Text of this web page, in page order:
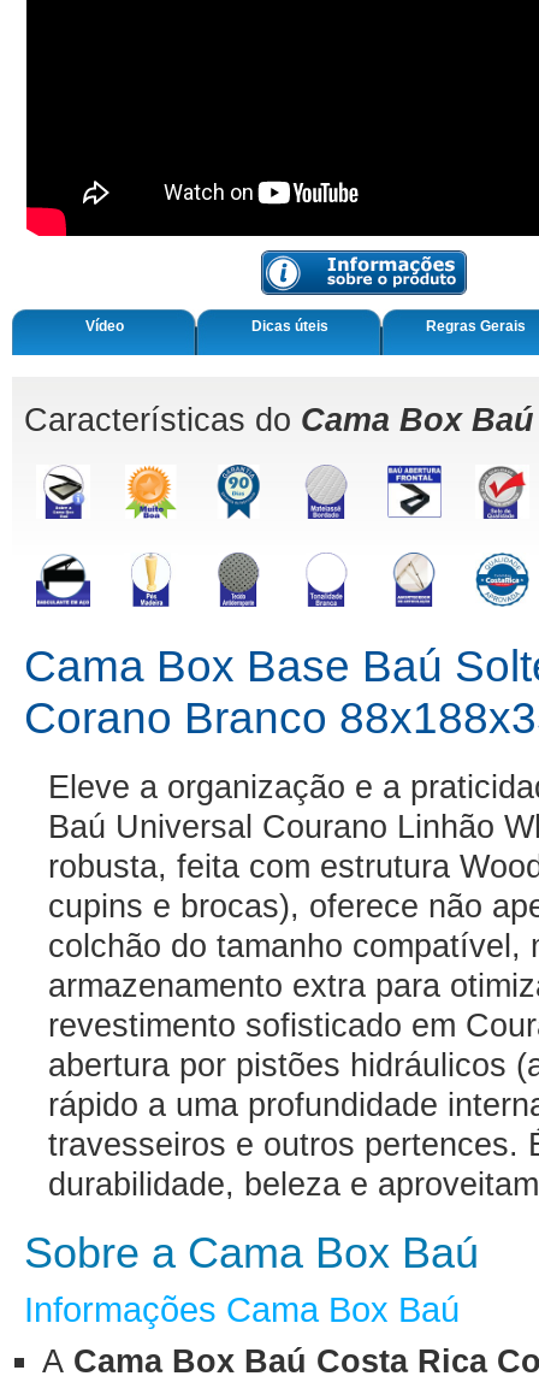
Vídeo Dicas úteis Regras Gerais
Características do Cama Box
Cama Box Base Baú
Corano Branco
Eleve a organização e a
Baú Universal Courano Linhão
robusta, feita com estrutura
cupins e brocas), oferece não
colchão do tamanho compatível,
armazenamento extra para
revestimento sofisticado em
abertura por pistões hidráulicos
rápido a uma profundidade
travesseiros e outros pertences.
durabilidade, beleza e
Sobre a Cama Box Baú
Informações Cama Box Baú
A Cama Box Baú Costa Rica